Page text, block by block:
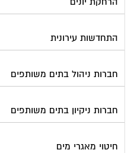
התחדשות עירונית
חברות ניהול בתים משותפים
חברות ניקיון בתים משותפים
חיטוי מאגרי מים